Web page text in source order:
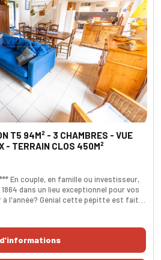
T5 94M² - 3 CHAMBRES - VUE
- TERRAIN CLOS 450M²
En couple, en famille ou investisseur,
dans un lieu exceptionnel pour vos
l'année? Génial cette pépitte est faite
agréable avec son accés au jardin
salle de bain et un wc séparé viennent